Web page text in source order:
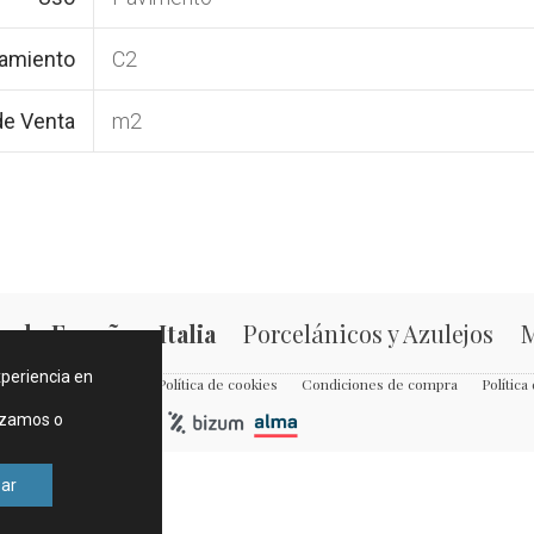
C2
Venta m2
de España e Italia Porcelánicos y Azulejos
de compra Política de cookies Condiciones de compra Política
en
o